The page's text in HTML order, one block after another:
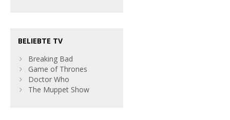
BELIEBTE TV
Breaking Bad
Game of Thrones
Doctor Who
The Muppet Show